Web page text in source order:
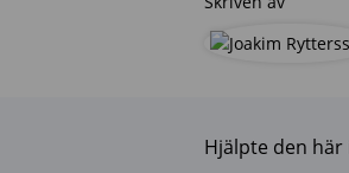
Hjälpte den